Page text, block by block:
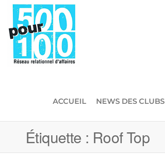
ACCUEIL NEWS DES CLUBS
Étiquette : Roof Top